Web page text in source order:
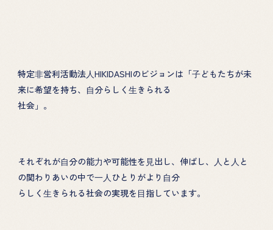
特定⾮営利活動法⼈HIKIDASHIのビジョンは「⼦どもたちが未
来に希望を持ち、⾃分らしく⽣きられる
社会」。
それぞれが⾃分の能⼒や可能性を⾒出し、伸ばし、⼈と⼈と
の関わりあいの中で⼀⼈ひとりがより⾃分
らしく⽣きられる社会の実現を⽬指しています。